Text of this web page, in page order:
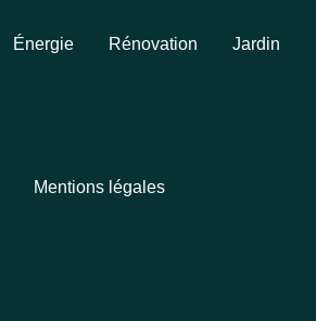
Énergie Rénovation Jardin
Mentions légales